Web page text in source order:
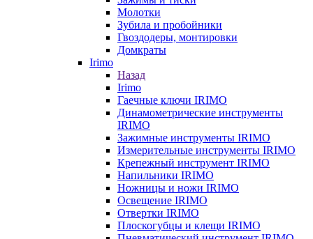
Молотки
Зубила и пробойники
Гвоздодеры, монтировки
Домкраты
Irimo
Назад
Irimo
Гаечные ключи IRIMO
Динамометрические инструменты
IRIMO
Зажимные инструменты IRIMO
Измерительные инструменты IRIMO
Крепежный инструмент IRIMO
Напильники IRIMO
Ножницы и ножи IRIMO
Освещение IRIMO
Отвертки IRIMO
Плоскогубцы и клещи IRIMO